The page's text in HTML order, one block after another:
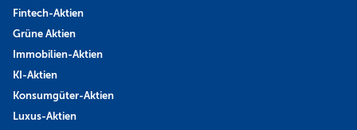
Fintech-Aktien
Grüne Aktien
Immobilien-Aktien
KI-Aktien
Konsumgüter-Aktien
Luxus-Aktien